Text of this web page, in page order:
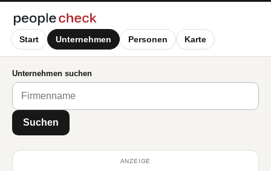
Start Unternehmen Personen Karte
Unternehmen suchen
Suchen
ANZEIGE